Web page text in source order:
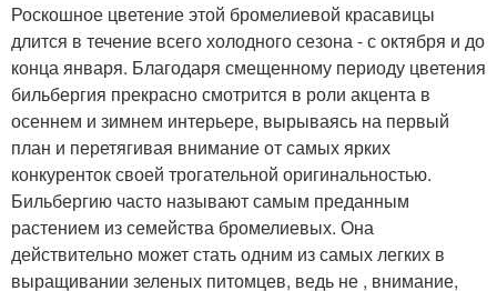
Роскошное цветение этой бромелиевой красавицы
длится в течение всего холодного сезона - с октября и до
конца января. Благодаря смещенному периоду цветения
бильбергия прекрасно смотрится в роли акцента в
осеннем и зимнем интерьере, вырываясь на первый
план и перетягивая внимание от самых ярких
конкуренток своей трогательной оригинальностью.
Бильбергию часто называют самым преданным
растением из семейства бромелиевых. Она
действительно может стать одним из самых легких в
выращивании зеленых питомцев, ведь не , внимание,